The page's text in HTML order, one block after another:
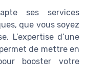
ses services
que vous soyez
L’expertise d’une
de mettre en
booster votre